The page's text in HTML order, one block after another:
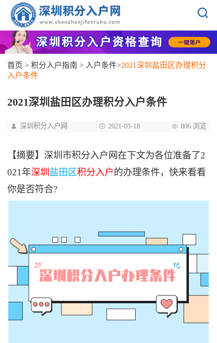
首页 > 积分入户指南 > 入户条件>2021深圳盐田区办理积分
入户条件
2021深圳盐田区办理积分入户条件
深圳积分入户网 2021-03-18 806 浏览
【摘要】深圳市积分入户网在下文为各位准备了2
021年深圳 盐田区积分入户的办理条件，快来看看
你是否符合?